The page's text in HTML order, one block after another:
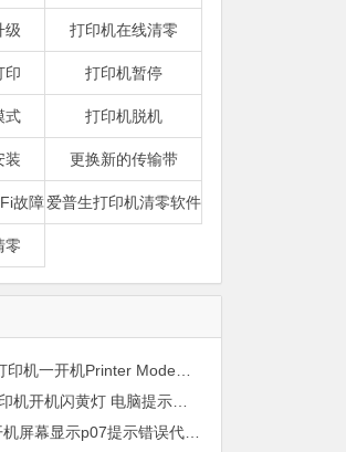
级 打印机在线清零
印 打印机暂停
式 打印机脱机
装 更换新的传输带
故障爱普生打印机清零软件
零
开机Printer Mode故障主板维修
灯 电脑提示错误5B00快速解决方案清零
p07提示错误代码5B00快速解决方案 清零